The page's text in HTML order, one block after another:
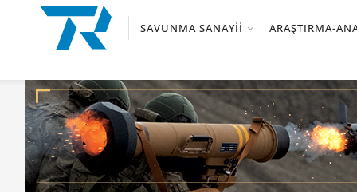
SAVUNMA SANAYII ARAŞTIRMA-